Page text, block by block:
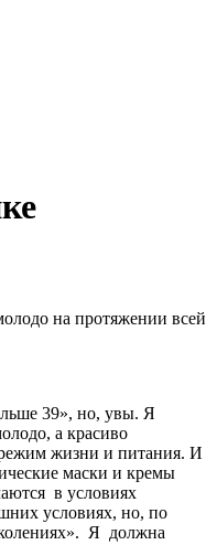
на протяжении всей
39», но, увы. Я
а красиво
жизни и питания. И
маски и кремы
в условиях
условиях, но, по
Я должна